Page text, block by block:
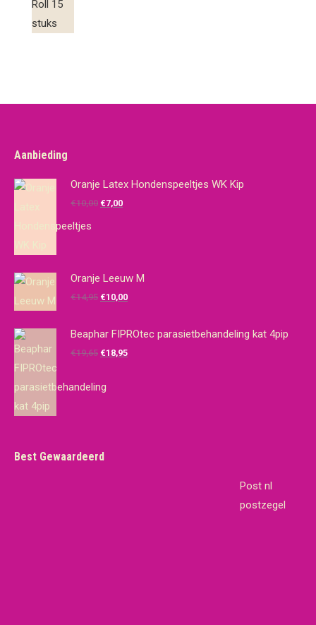
Aanbieding
Oranje Latex Hondenspeeltjes WK Kip
€10,00 Oorspronkelijke
€7,00Huidige
Oranje Leeuw M
€14,95 Oorspronkelijke
was:
€14,95.
€10,00Huidige
is:
€10,00.
Beaphar FIPROtec parasietbehandeling kat 4pip
€19,65 Oorspronkelijke
was:
€18,95Huidige
Best Gewaardeerd
Post nl
postzegel